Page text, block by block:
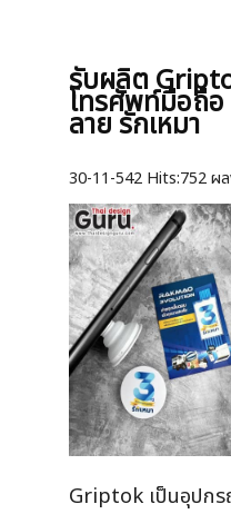
รับผลิต
โทรศัพท์มือถื
ลาย รักเหมา
30-11-542 Hits:752 ผล
Griptok เป็นอุปก